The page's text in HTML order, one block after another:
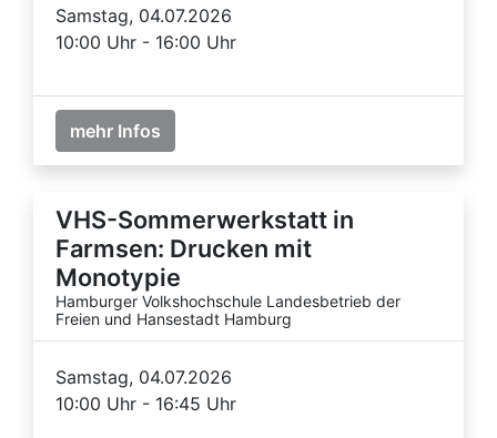
Samstag, 04.07.2026
10:00 Uhr - 16:00 Uhr
mehr Infos
VHS-Sommerwerkstatt in
Farmsen: Drucken mit
Monotypie
Hamburger Volkshochschule Landesbetrieb der
Freien und Hansestadt Hamburg
Samstag, 04.07.2026
10:00 Uhr - 16:45 Uhr